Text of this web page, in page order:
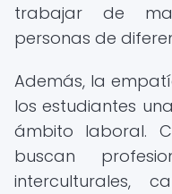
trabajar de
personas de
Además, la
los estudiantes
ámbito laboral.
buscan
interculturales,